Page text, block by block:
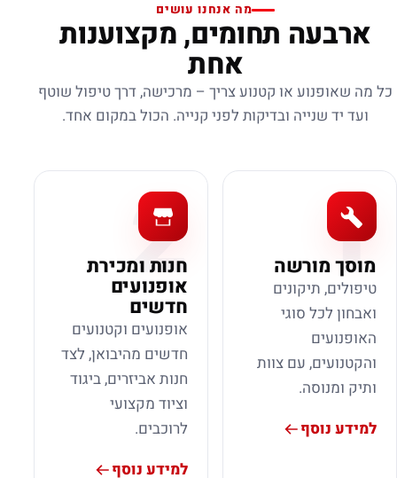
מה אנחנו עושים
ארבעה תחומים, מקצוענות
אחת
כל מה שאופנוע או קטנוע צריך – מרכישה, דרך טיפול שוטף
ועד יד שנייה ובדיקות לפני קנייה. הכול במקום אחד.
1
מוסך מורשה
טיפולים, תיקונים
ואבחון לכל סוגי
האופנועים
והקטנועים, עם צוות
ותיק ומנוסה.
למידע נוסף
2
חנות ומכירת
אופנועים
חדשים
אופנועים וקטנועים
חדשים מהיבואן, לצד
חנות אביזרים, ביגוד
וציוד מקצועי
לרוכבים.
למידע נוסף